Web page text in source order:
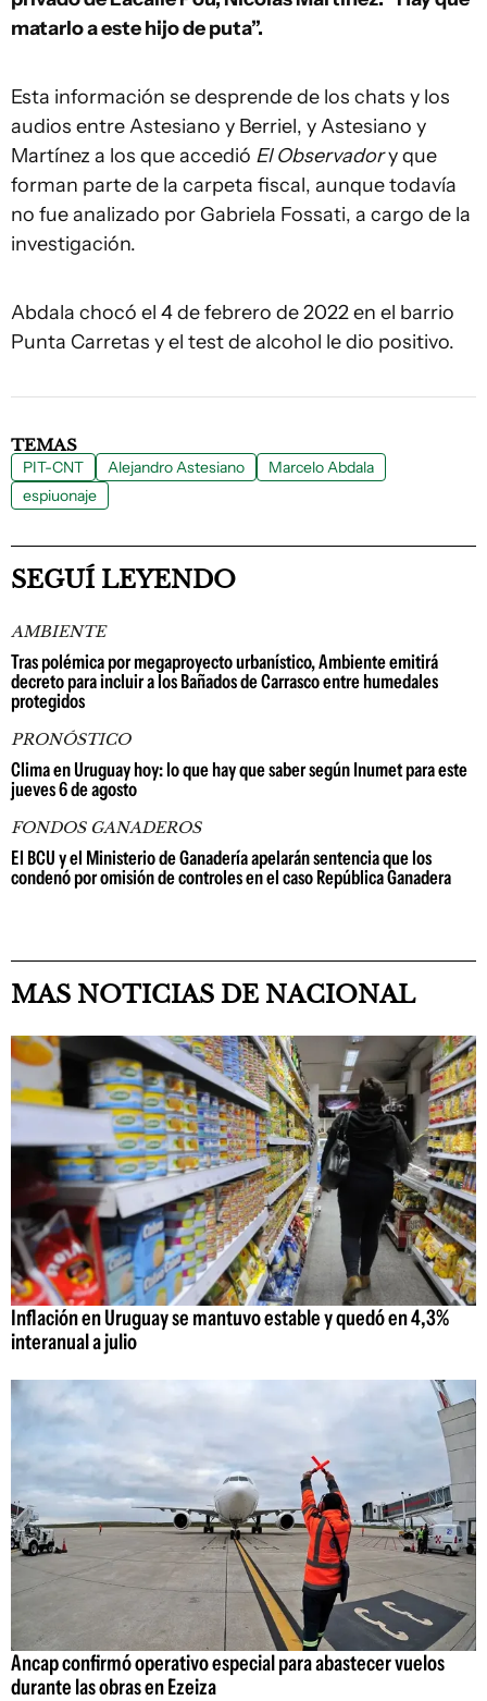
matarlo a este hijo de puta”.
Esta información se desprende de los chats y los
audios entre Astesiano y Berriel, y Astesiano y
Martínez a los que accedió El Observadory que
forman parte de la carpeta fiscal, aunque todavía
no fue analizado por Gabriela Fossati, a cargo de la
investigación.
Abdala chocó el 4 de febrero de 2022 en el barrio
Punta Carretas y el test de alcohol le dio positivo.
TEMAS
PIT-CNT Alejandro Astesiano
Marcelo Abdala
espiuonaje
SEGUÍ LEYENDO
AMBIENTE
Tras polémica por megaproyecto urbanístico, Ambiente emitirá
decreto para incluir a los Bañados de Carrasco entre humedales
protegidos
PRONÓSTICO
Clima en Uruguay hoy: lo que hay que saber según Inumet para este
jueves 6 de agosto
FONDOS GANADEROS
El BCU y el Ministerio de Ganadería apelarán sentencia que los
condenó por omisión de controles en el caso República Ganadera
MAS NOTICIAS DE NACIONAL
Inflación en Uruguay se mantuvo estable y quedó en 4,3%
interanual a julio
Ancap confirmó operativo especial para abastecer vuelos
durante las obras en Ezeiza